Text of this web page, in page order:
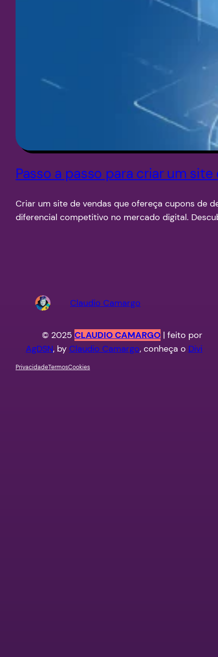
Passo a passo para criar um
Criar um site de vendas que ofereça cupons de
diferencial competitivo no mercado digital.
Claudio Camargo
© 2025 CLAUDIO CAMARGO | feito por
AgDSN, by Claudio Camargo, conheça o Divi
PrivacidadeTermosCookies